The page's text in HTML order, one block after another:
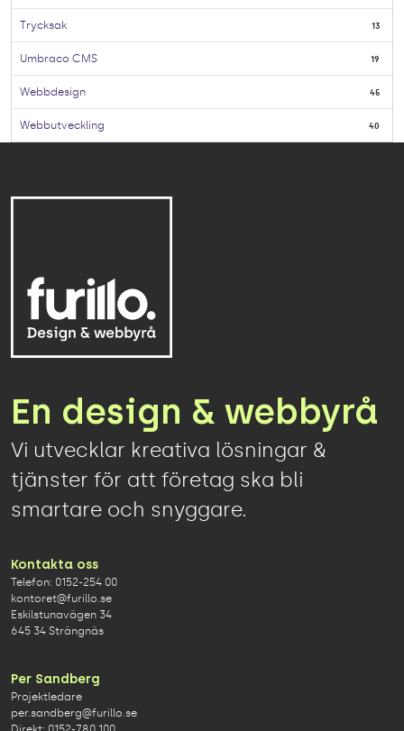
Trycksak 13
Umbraco CMS 19
Webbdesign 45
Webbutveckling 40
En design & webbyrå
Vi utvecklar kreativa lösningar &
tjänster för att företag ska bli
smartare och snyggare.
Kontakta oss
Telefon: 0152-254 00
kontoret@furillo.se
Eskilstunavägen 34
645 34 Strängnäs
Per Sandberg
Projektledare
per.sandberg@furillo.se